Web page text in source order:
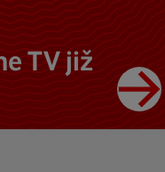
TV již